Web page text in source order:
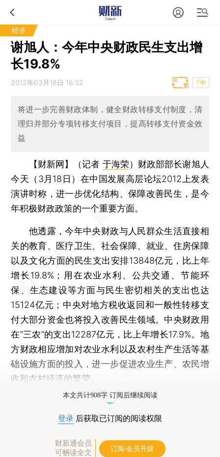
经济
谢旭人：今年中央财政民生支出增
长19.8%
2012年03月18日 16:52 T中
将进一步完善财政体制，健全财政转移支付制度，清
理归并部分专项转移支付项目，提高转移支付资金效
益
【财新网】（记者 于海荣） 财政部部长谢旭人
今天（3月18日）在中国发展高层论坛2012上发表
演讲时称，进一步优化结构、保障改善民生，是今
年积极财政政策的一个重要方面。
他透露，今年中央财政与人民群众生活直接相
关的教育、医疗卫生、社会保障、就业、住房保障
以及文化方面的民生支出安排13848亿元，比上年
增长19.8%；用在农业水利、公共交通、节能环
保、生态建设等方面与民生密切相关的支出也达
15124亿元；中央对地方税收返回和一般性转移支
付大部分资金也将投入改善民生领域。中央财政用
在“三农”的支出12287亿元，比上年增长17.9%。地
方财政相应增加对农业水利以及农村生产生活等基
础设施方面的投入，进一步促进农业生产、农民增
收和农村经济的繁荣。
本文共计908字 订阅后继续阅读
登录 后获取已订阅的阅读权限
财新通会员
可畅读全文
订阅/会员升级